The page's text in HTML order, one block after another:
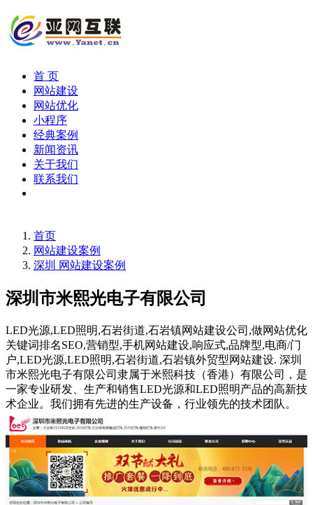
首 页
网站建设
网站优化
小程序
经典案例
新闻资讯
关于我们
联系我们
首页
网站建设案例
深圳 网站建设案例
深圳市米熙光电子有限公司
LED光源,LED照明,石岩街道,石岩镇网站建设公司,做网站优化
关键词排名SEO,营销型,手机网站建设,响应式,品牌型,电商/门
户,LED光源,LED照明,石岩街道,石岩镇外贸型网站建设. 深圳
市米熙光电子有限公司隶属于米熙科技（香港）有限公司，是
一家专业研发、生产和销售LED光源和LED照明产品的高新技
术企业。我们拥有先进的生产设备，行业领先的技术团队。